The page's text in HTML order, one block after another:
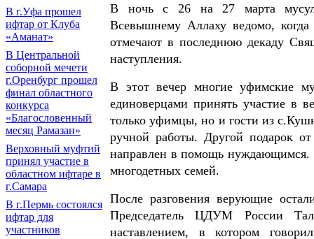
В г.Уфа прошел
ифтар от Клуба
«Аманат»
В Центральной
соборной мечети
г.Оренбург прошел
финал областного
конкурса
«Благословенный
месяц Рамазан»
Верховный муфтий
принял участие в
областном ифтаре в
г.Самара
В г.Пермь состоялся
ифтар для
участников
В ночь с 26 на 27 марта
Всевышнему Аллаху ведомо,
отмечают в последнюю декаду
наступления.
В этот вечер многие уфимские
единоверцами принять участие в
только уфимцы, но и гости из
ручной работы. Другой подарок
направлен в помощь нуждающимся.
многодетных семей.
После разговения верующие
Председатель ЦДУМ России
наставлением, в котором